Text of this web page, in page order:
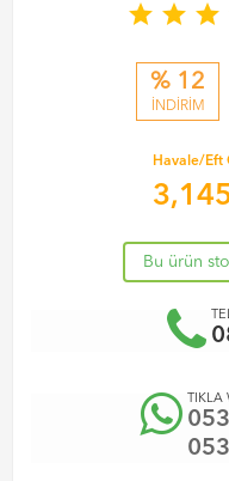
star star star
% 12
İNDİRİM
Havale/Eft
Bu ürün
TIKLA